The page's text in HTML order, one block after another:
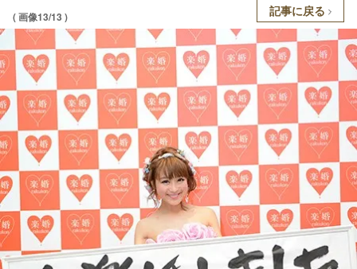
( 画像13/13 ) 記事に戻る